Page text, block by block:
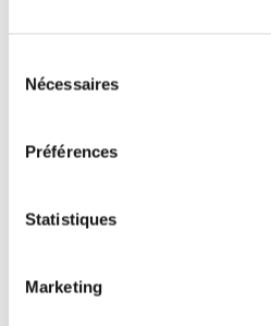
Nécessaires
Préférences
Statistiques
Marketing